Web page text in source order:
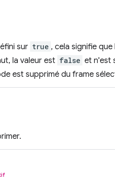
sur true , cela signifie
la valeur est false et n'est
est supprimé du frame